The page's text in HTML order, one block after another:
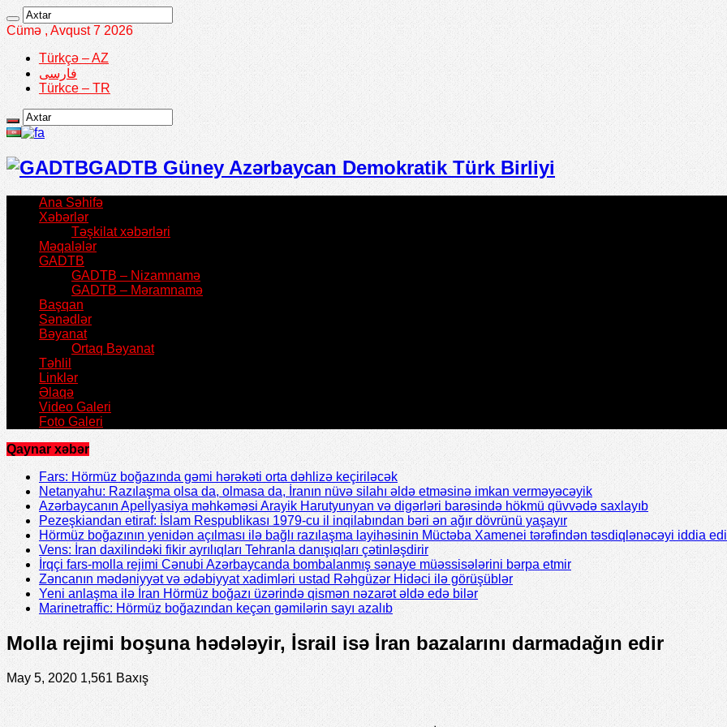
Cümə , Avqust 7 2026
Türkçə – AZ
فارسی
Türkce – TR
GADTB Güney Azərbaycan Demokratik Türk Birliyi
Ana Səhifə
Xəbərlər
Təşkilat xəbərləri
Məqalələr
GADTB
GADTB – Nizamnamə
GADTB – Məramnamə
Başqan
Sənədlər
Bəyanat
Ortaq Bəyanat
Təhlil
Linklər
Əlaqə
Video Galeri
Foto Galeri
Qaynar xəbər
Fars: Hörmüz boğazında gəmi hərəkəti orta dəhlizə keçiriləcək
Netanyahu: Razılaşma olsa da, olmasa da, İranın nüvə silahı əldə etməsinə imkan verməyəcəyik
Azərbaycanın Apellyasiya məhkəməsi Arayik Harutyunyan və digərləri barəsində hökmü qüvvədə saxlayıb
Pezeşkiandan etiraf: İslam Respublikası 1979-cu il inqilabından bəri ən ağır dövrünü yaşayır
Hörmüz boğazının yenidən açılması ilə bağlı razılaşma layihəsinin Müctəba Xamenei tərəfindən təsdiqlənəcəyi iddia
Vens: İran daxilindəki fikir ayrılıqları Tehranla danışıqları çətinləşdirir
İrqçi fars-molla rejimi Cənubi Azərbaycanda bombalanmış sənaye müəssisələrini bərpa etmir
Zəncanın mədəniyyət və ədəbiyyat xadimləri ustad Rəhgüzər Hidəci ilə görüşüblər
Yeni anlaşma ilə İran Hörmüz boğazı üzərində qismən nəzarət əldə edə bilər
Marinetraffic: Hörmüz boğazından keçən gəmilərin sayı azalıb
Molla rejimi boşuna hədələyir, İsrail isə İran bazalarını darmadağın edir
May 5, 2020 1,561 Baxış